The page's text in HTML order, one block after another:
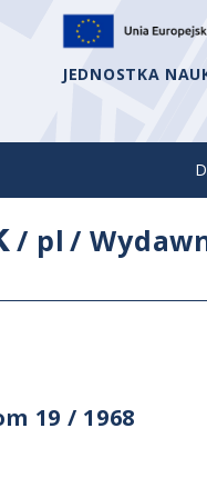
JEDNOSTKA
/ pl /
19 / 1968